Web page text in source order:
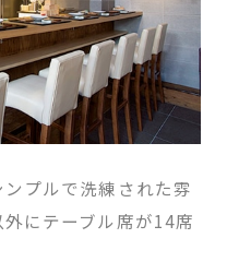
プルで洗練された雰
にテーブル席が14席